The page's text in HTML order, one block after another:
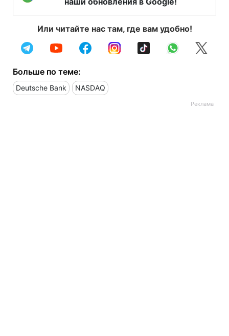
Или читайте нас там, где вам удобно!
Больше по теме:
Deutsche Bank NASDAQ